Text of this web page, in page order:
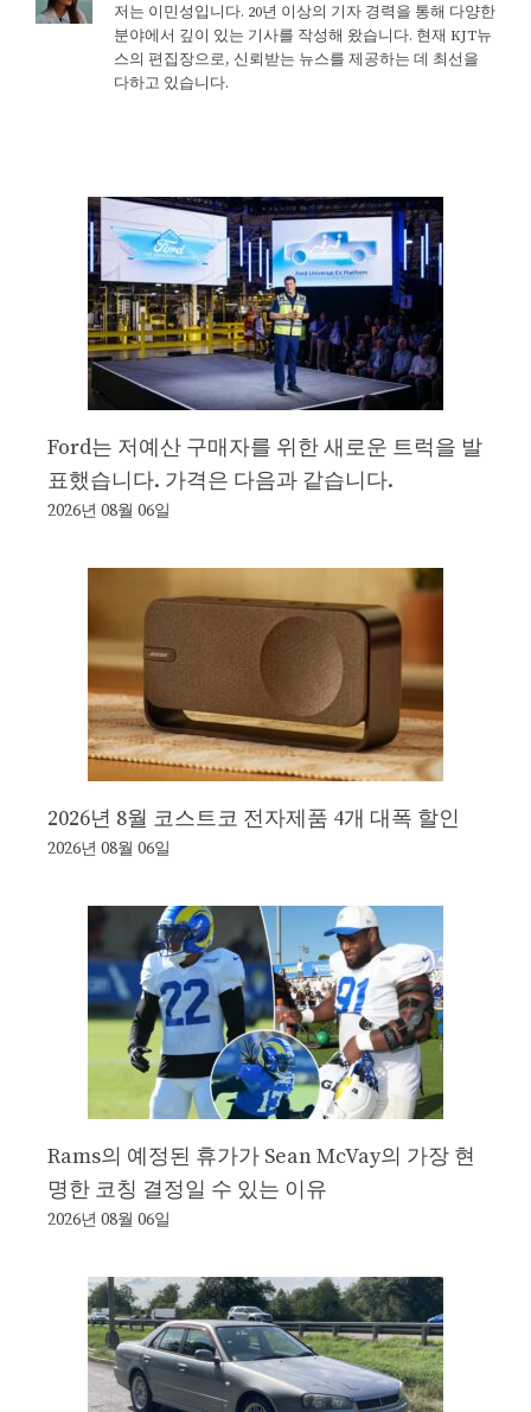
저는 이민성입니다. 20년 이상의 기자 경력을 통해 다양한
분야에서 깊이 있는 기사를 작성해 왔습니다. 현재 KJT뉴
스의 편집장으로, 신뢰받는 뉴스를 제공하는 데 최선을
다하고 있습니다.
Ford는 저예산 구매자를 위한 새로운 트럭을 발
표했습니다. 가격은 다음과 같습니다.
2026년 08월 06일
2026년 8월 코스트코 전자제품 4개 대폭 할인
2026년 08월 06일
Rams의 예정된 휴가가 Sean McVay의 가장 현
명한 코칭 결정일 수 있는 이유
2026년 08월 06일